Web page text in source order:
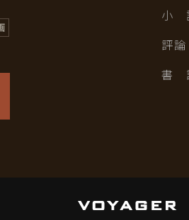
小
評
書